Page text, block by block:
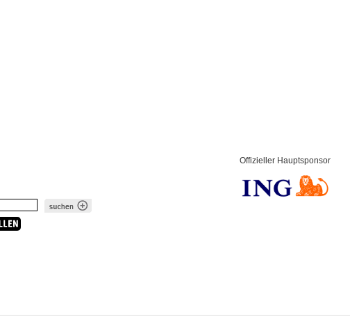
Offizieller Hauptsponsor